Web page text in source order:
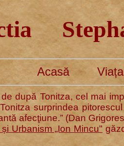
Acasă
după Tonitza, cel mai
surprindea
afecţiune.” (Dan
Urbanism „Ion Mincu"